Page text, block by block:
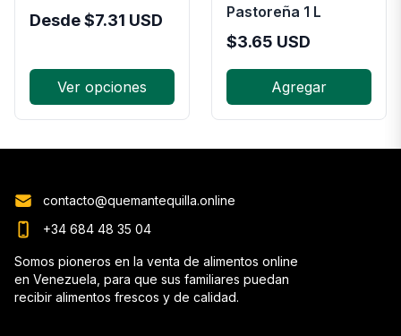
Desde$7.31 USD
Ver opciones
Pastoreña 1 L
$3.65 USD
Agregar
contacto@quemantequilla.online
+34 684 48 35 04
Somos pioneros en la venta de alimentos online
en Venezuela, para que sus familiares puedan
recibir alimentos frescos y de calidad.